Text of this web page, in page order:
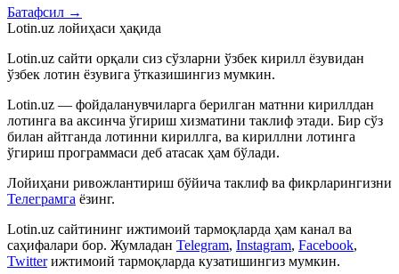
Батафсил →
Lotin.uz лойиҳаси ҳақида
Lotin.uz сайти орқали сиз сўзларни ўзбек кирилл ёзувидан
ўзбек лотин ёзувига ўтказишингиз мумкин.
Lotin.uz — фойдаланувчиларга берилган матнни кириллдан
лотинга ва аксинча ўгириш хизматини таклиф этади. Бир сўз
билан айтганда лотинни кириллга, ва кириллни лотинга
ўгириш программаси деб атасак ҳам бўлади.
Лойиҳани ривожлантириш бўйича таклиф ва фикрларингизни
Телеграмга ёзинг.
Lotin.uz сайтининг ижтимоий тармоқларда ҳам канал ва
саҳифалари бор. Жумладан Telegram, Instagram, Facebook,
Twitter ижтимоий тармоқларда кузатишингиз мумкин.